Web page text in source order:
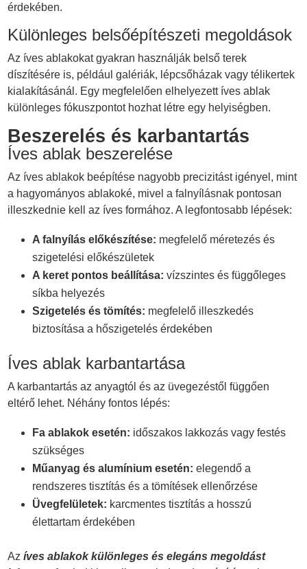
érdekében.
Különleges belsőépítészeti megoldások
Az íves ablakokat gyakran használják belső terek
díszítésére is, például galériák, lépcsőházak vagy télikertek
kialakításánál. Egy megfelelően elhelyezett íves ablak
különleges fókuszpontot hozhat létre egy helyiségben.
Beszerelés és karbantartás
Íves ablak beszerelése
Az íves ablakok beépítése nagyobb precizitást igényel, mint
a hagyományos ablakoké, mivel a falnyílásnak pontosan
illeszkednie kell az íves formához. A legfontosabb lépések:
A falnyílás előkészítése: megfelelő méretezés és
szigetelési előkészületek
A keret pontos beállítása: vízszintes és függőleges
síkba helyezés
Szigetelés és tömítés: megfelelő illeszkedés
biztosítása a hőszigetelés érdekében
Íves ablak karbantartása
A karbantartás az anyagtól és az üvegezéstől függően
eltérő lehet. Néhány fontos lépés:
Fa ablakok esetén: időszakos lakkozás vagy festés
szükséges
Műanyag és alumínium esetén: elegendő a
rendszeres tisztítás és a tömítések ellenőrzése
Üvegfelületek: karcmentes tisztítás a hosszú
élettartam érdekében
Azíves ablakok különleges és elegáns megoldást